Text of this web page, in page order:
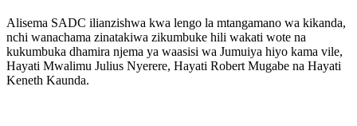
Alisema SADC ilianzishwa kwa lengo la mtangamano wa kikanda,
nchi wanachama zinatakiwa zikumbuke hili wakati wote na
kukumbuka dhamira njema ya waasisi wa Jumuiya hiyo kama vile,
Hayati Mwalimu Julius Nyerere, Hayati Robert Mugabe na Hayati
Keneth Kaunda.